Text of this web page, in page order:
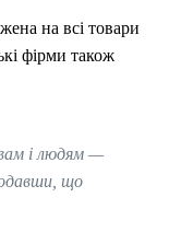
на всі товари
фірми також
і людям —
що